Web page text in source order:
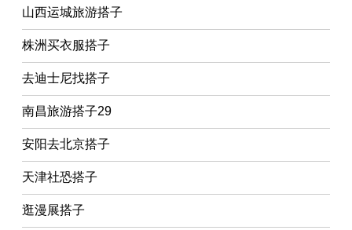
山西运城旅游搭子
株洲买衣服搭子
去迪士尼找搭子
南昌旅游搭子29
安阳去北京搭子
天津社恐搭子
逛漫展搭子